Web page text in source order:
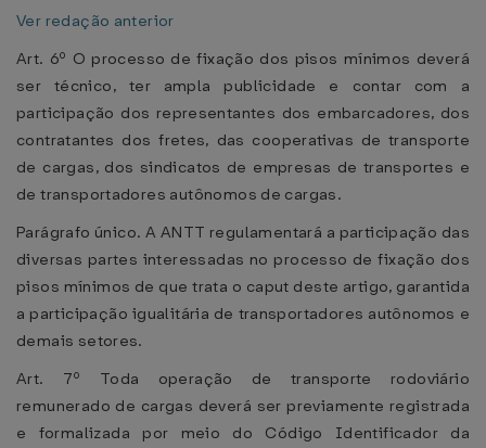
Ver redação anterior
Art. 6º O processo de fixação dos pisos mínimos deverá
ser técnico, ter ampla publicidade e contar com a
participação dos representantes dos embarcadores, dos
contratantes dos fretes, das cooperativas de transporte
de cargas, dos sindicatos de empresas de transportes e
de transportadores autônomos de cargas.
Parágrafo único. A ANTT regulamentará a participação das
diversas partes interessadas no processo de fixação dos
pisos mínimos de que trata o caput deste artigo, garantida
a participação igualitária de transportadores autônomos e
demais setores.
Art. 7º Toda operação de transporte rodoviário
remunerado de cargas deverá ser previamente registrada
e formalizada por meio do Código Identificador da